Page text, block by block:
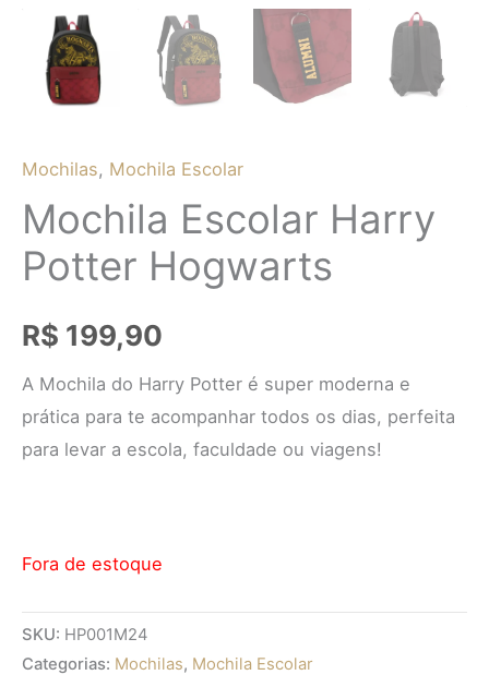
Mochilas, Mochila Escolar
Mochila Escolar Harry
Potter Hogwarts
R$ 199,90
A Mochila do Harry Potter é super moderna e
prática para te acompanhar todos os dias, perfeita
para levar a escola, faculdade ou viagens!
Fora de estoque
SKU: HP001M24
Categorias: Mochilas, Mochila Escolar